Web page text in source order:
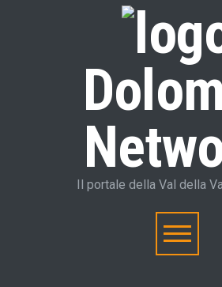
Il portale della Val della